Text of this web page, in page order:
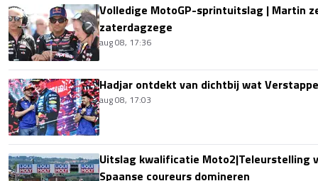
Volledige MotoGP-sprintuitslag | Martin
zaterdagzege
aug 08, 17:36
Hadjar ontdekt van dichtbij wat
aug 08, 17:03
Uitslag kwalificatie Moto2|Teleurstelling
Spaanse coureurs domineren